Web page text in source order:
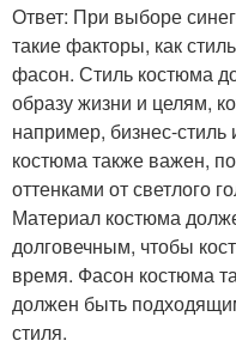
Ответ: При выборе
такие факторы, как
фасон. Стиль костюма
образу жизни и целям,
например, бизнес-стиль
костюма также важен,
оттенками от светлого
Материал костюма
долговечным, чтобы
время. Фасон костюма
должен быть
стиля.